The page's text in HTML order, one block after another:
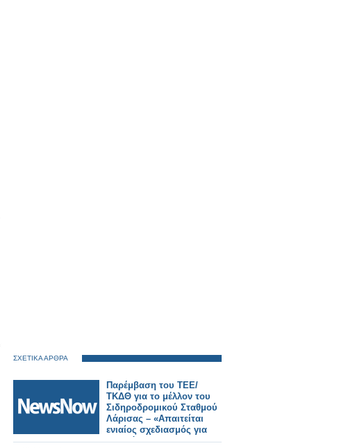
ΣΧΕΤΙΚΑ ΑΡΘΡΑ
Παρέμβαση του ΤΕΕ/
ΤΚΔΘ για το μέλλον του
Σιδηροδρομικού Σταθμού
Λάρισας – «Απαιτείται
ενιαίος σχεδιασμός για
την πόλη».